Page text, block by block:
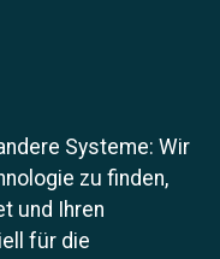
Systeme: Wir
zu finden,
und Ihren
für die